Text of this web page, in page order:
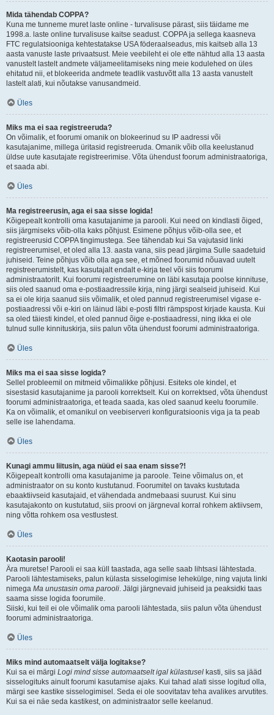
Mida tähendab COPPA?
Kuna me tunneme muret laste online - turvalisuse pärast, siis täidame me
1998.a. laste online turvalisuse kaitse seadust. COPPA ja sellega kaasneva
FTC regulatsiooniga kehtestatakse USA föderaalseadus, mis kaitseb alla 13
aasta vanuste laste privaatsust. Meie veebileht ei ole ette nähtud alla 13 aasta
vanustelt lastelt andmete väljameelitamiseks ning meie kodulehed on üles
ehitatud nii, et blokeerida andmete teadlik vastuvõtt alla 13 aasta vanustelt
lastelt alati, kui nõutakse vanusandmeid.
Üles
Miks ma ei saa registreeruda?
On võimalik, et foorumi omanik on blokeerinud su IP aadressi või
kasutajanime, millega üritasid registreeruda. Omanik võib olla keelustanud
üldse uute kasutajate registreerimise. Võta ühendust foorum administraatoriga,
et saada abi.
Üles
Ma registreerusin, aga ei saa sisse logida!
Kõigepealt kontrolli oma kasutajanime ja parooli. Kui need on kindlasti õiged,
siis järgmiseks võib-olla kaks põhjust. Esimene põhjus võib-olla see, et
registreerusid COPPA tingimustega. See tähendab kui Sa vajutasid linki
registreerumisel, et oled alla 13. aasta vana, siis pead järgima Sulle saadetuid
juhiseid. Teine põhjus võib olla aga see, et mõned foorumid nõuavad uutelt
registreerumistelt, kas kasutajalt endalt e-kirja teel või siis foorumi
administraatorilt. Kui foorumi registreerumine on läbi kasutaja poolse kinnituse,
siis oled saanud oma e-postiaadressile kirja, ning järgi sealseid juhiseid. Kui
sa ei ole kirja saanud siis võimalik, et oled pannud registreerumisel vigase e-
postiaadressi või e-kiri on läinud läbi e-posti filtri rämpspost kirjade kausta. Kui
sa oled täiesti kindel, et oled pannud õige e-postiaadressi, ning ikka ei ole
tulnud sulle kinnituskirja, siis palun võta ühendust foorumi administraatoriga.
Üles
Miks ma ei saa sisse logida?
Sellel probleemil on mitmeid võimalikke põhjusi. Esiteks ole kindel, et
sisestasid kasutajanime ja parooli korrektselt. Kui on korrektsed, võta ühendust
foorumi administraatoriga, et teada saada, kas oled saanud keelu foorumile.
Ka on võimalik, et omanikul on veebiserveri konfiguratsioonis viga ja ta peab
selle ise lahendama.
Üles
Kunagi ammu liitusin, aga nüüd ei saa enam sisse?!
Kõigepealt kontrolli oma kasutajanime ja paroole. Teine võimalus on, et
administraator on su konto kustutanud. Foorumitel on tavaks kustutada
ebaaktiivseid kasutajaid, et vähendada andmebaasi suurust. Kui sinu
kasutajakonto on kustutatud, siis proovi on järgneval korral rohkem aktiivsem,
ning võtta rohkem osa vestlustest.
Üles
Kaotasin parooli!
Ära muretse! Parooli ei saa küll taastada, aga selle saab lihtsasi lähtestada.
Parooli lähtestamiseks, palun külasta sisselogimise lehekülge, ning vajuta linki
nimega Ma unustasin oma parooli. Jälgi järgnevaid juhiseid ja peaksidki taas
saama sisse logida foorumile.
Siiski, kui teil ei ole võimalik oma parooli lähtestada, siis palun võta ühendust
foorumi administraatoriga.
Üles
Miks mind automaatselt välja logitakse?
Kui sa ei märgi Logi mind sisse automaatselt igal külastusel kasti, siis sa jääd
sisselogituks ainult foorumi kasutamise ajaks. Kui tahad alati sisse logitud olla,
märgi see kastike sisselogimisel. Seda ei ole soovitatav teha avalikes arvutites.
Kui sa ei näe seda kastikest, on administraator selle keelanud.